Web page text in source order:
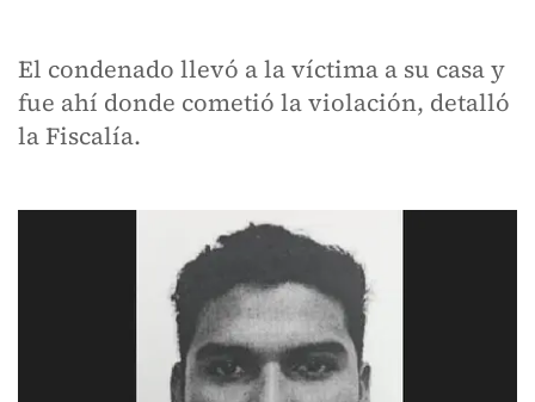
El condenado llevó a la víctima a su casa y
fue ahí donde cometió la violación, detalló
la Fiscalía.